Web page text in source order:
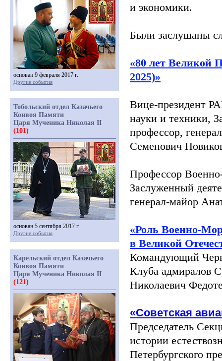
и экономики.
Были заслушаны
«80 лет Великой
2025)»
Вице-президент
науки и техники,
профессор,
Семенович
Профессор
Заслуженный
генерал-майор
«Роль Военно-
в Великой
Командующий
Клуба адмиралов
Николаевич
«Советская
Председатель
истории
Петербургского
основан 9 февраля 2017 г.
Другие события
Тобольский отдел Казачьего
Конвоя Памяти
Царя Мученика Николая II
(101)
основан 5 сентября 2017 г.
Другие события
Карельский отдел Казачьего
Конвоя Памяти
Царя Мученика Николая II
(121)